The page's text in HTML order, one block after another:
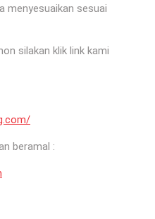
menyesuaikan sesuai
silakan klik link kami
beramal :